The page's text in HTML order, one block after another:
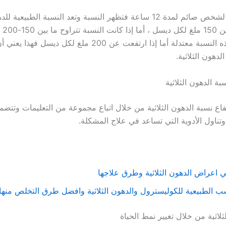
يتم أخذ العينة لشخص صائم لمدة 12 ساعة فتظهر النسبة وتعد النسبة
ديسل تكون هذه النسبة معتدلة أما إذا ارتفعت عن 200 ملغ
الثلاثية.
الثلاثية
نسبة الدهون الثلاثية من خلال اتباع مجموعة من التعليمات
الأدوية التي تساعد في علاج المشكلة.
اعراض الدهون الثلاثية وطرق علاجها
الطبيعية للكوليسترول والدهون الثلاثية وافضل طرق التخلص
من خلال تغيير نمط الحياة